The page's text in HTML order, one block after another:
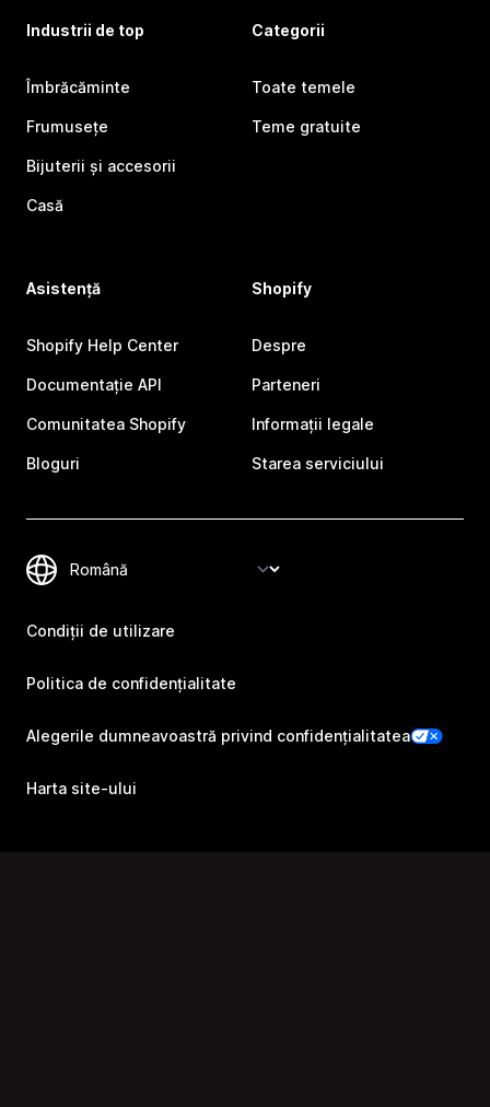
Industrii de top
Îmbrăcăminte
Frumusețe
Bijuterii și accesorii
Casă
Categorii
Toate temele
Teme gratuite
Asistență
Shopify Help Center
Documentație API
Comunitatea Shopify
Bloguri
Shopify
Despre
Parteneri
Informații legale
Starea serviciului
Condiții de utilizare
Politica de confidențialitate
Alegerile dumneavoastră privind confidențialitatea
Harta site-ului